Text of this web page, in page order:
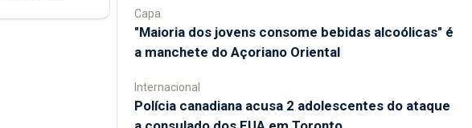
Capa
"Maioria dos jovens consome bebidas alcoólicas" é
a manchete do Açoriano Oriental
Internacional
Polícia canadiana acusa 2 adolescentes do ataque